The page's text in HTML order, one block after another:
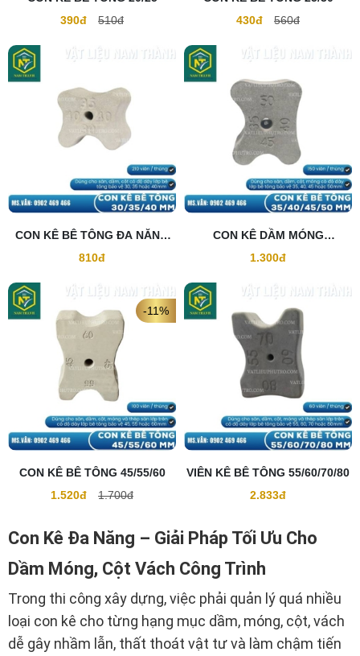
390đ
510đ
430đ
560đ
CON KÊ BÊ TÔNG ĐA NĂNG
30/35/40
810đ
CON KÊ DẦM MÓNG
35/40/45/50
1.300đ
CON KÊ BÊ TÔNG 45/55/60
1.520đ
1.700đ
-11%
VIÊN KÊ BÊ TÔNG 55/60/70/80
2.833đ
Con Kê Đa Năng – Giải Pháp Tối Ưu Cho
Dầm Móng, Cột Vách Công Trình
Trong thi công xây dựng, việc phải quản lý quá nhiều
loại con kê cho từng hạng mục dầm, móng, cột, vách
dễ gây nhầm lẫn, thất thoát vật tư và làm chậm tiến